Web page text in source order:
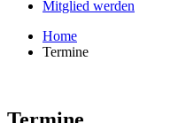
Mitglied werden
Home
Termine